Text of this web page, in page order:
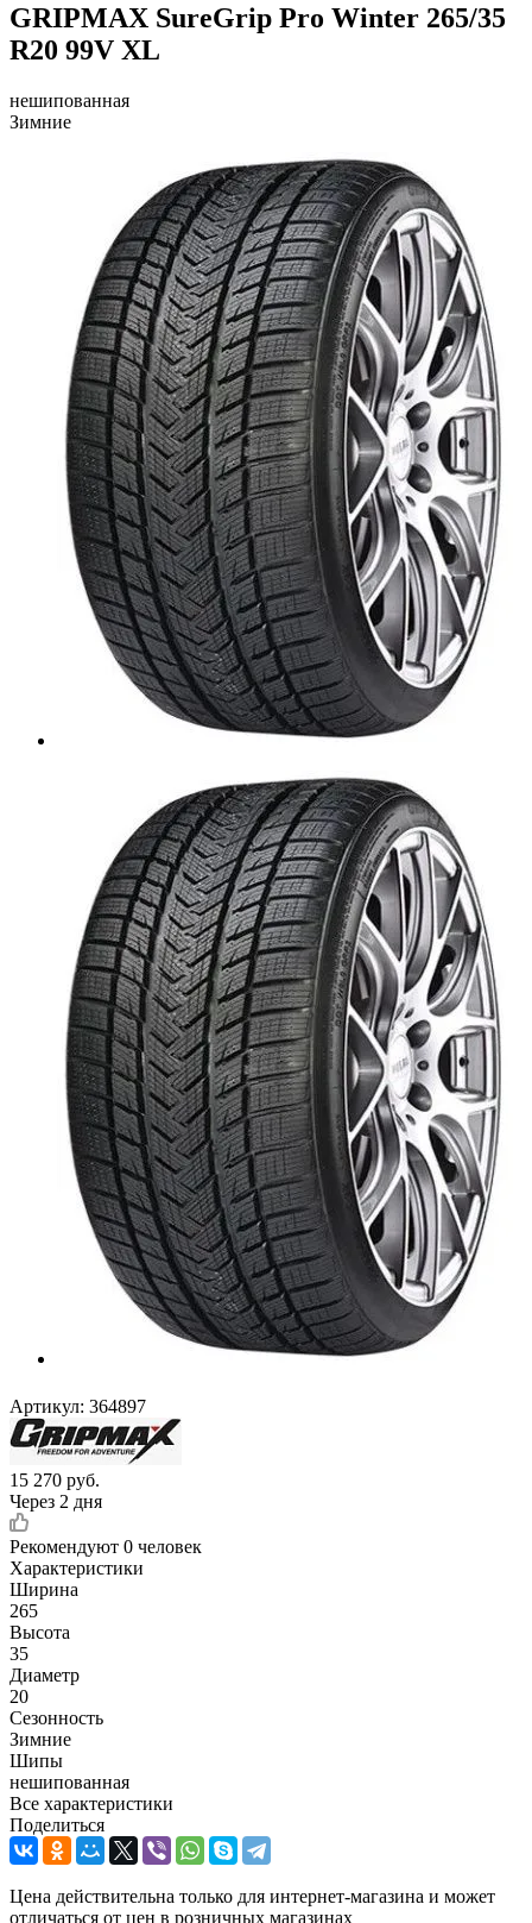
GRIPMAX SureGrip Pro Winter 265/35
R20 99V XL
нешипованная
Зимние
Артикул: 364897
15 270 руб.
Через 2 дня
Рекомендуют 0 человек
Характеристики
Ширина
265
Высота
35
Диаметр
20
Сезонность
Зимние
Шипы
нешипованная
Все характеристики
Поделиться
Цена действительна только для интернет-магазина и может
отличаться от цен в розничных магазинах